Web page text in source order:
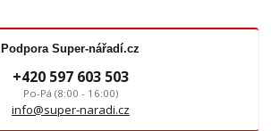
Podpora Super-nářadí.cz
+420 597 603 503
Po-Pá (8:00 - 16:00)
info@super-naradi.cz